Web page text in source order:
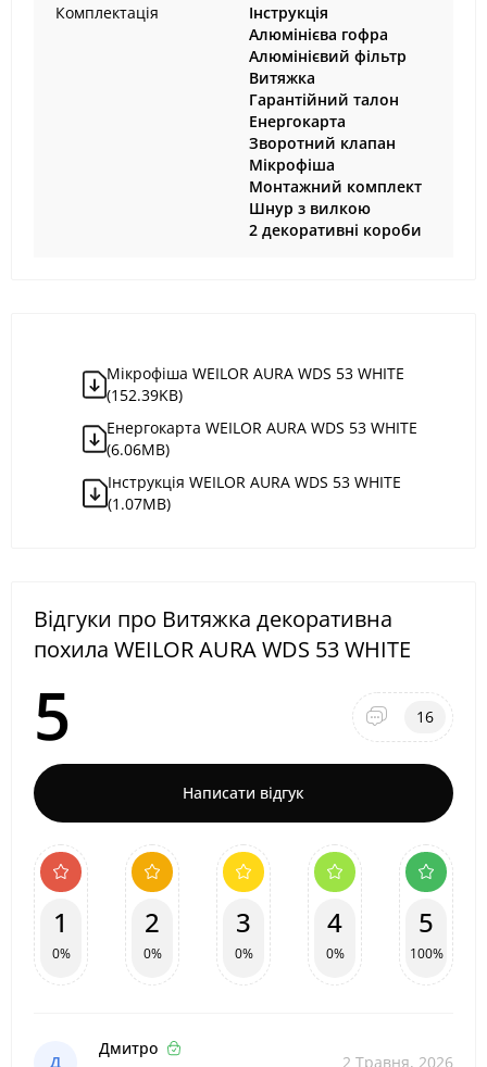
Комплектація
Інструкція
Алюмінієва гофра
Алюмінієвий фільтр
Витяжка
Гарантійний талон
Енергокарта
Зворотний клапан
Мікрофіша
Монтажний комплект
Шнур з вилкою
2 декоративні короби
Мікрофіша WEILOR AURA WDS 53 WHITE
(152.39KB)
Енергокарта WEILOR AURA WDS 53 WHITE
(6.06MB)
Інструкція WEILOR AURA WDS 53 WHITE
(1.07MB)
Відгуки про Витяжка декоративна
похила WEILOR AURA WDS 53 WHITE
5 16
Написати відгук
1
0%
2
0%
3
0%
4
0%
5
100%
Д
Дмитро
2 Травня, 2026